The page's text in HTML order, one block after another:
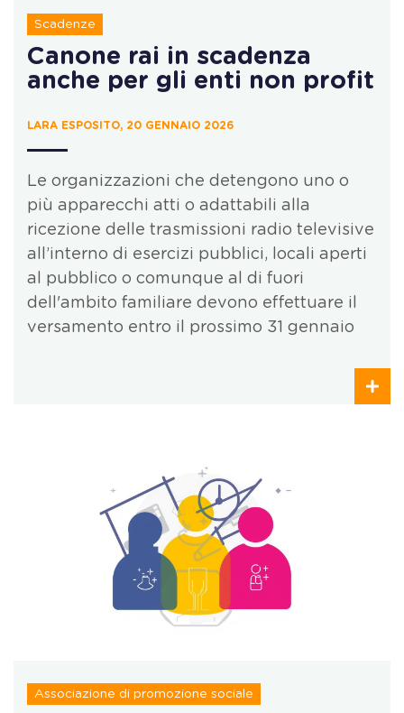
Scadenze
Canone rai in scadenza
anche per gli enti non profit
LARA ESPOSITO, 20 GENNAIO 2026
Le organizzazioni che detengono uno o
più apparecchi atti o adattabili alla
ricezione delle trasmissioni radio televisive
all’interno di esercizi pubblici, locali aperti
al pubblico o comunque al di fuori
dell'ambito familiare devono effettuare il
versamento entro il prossimo 31 gennaio
Associazione di promozione sociale